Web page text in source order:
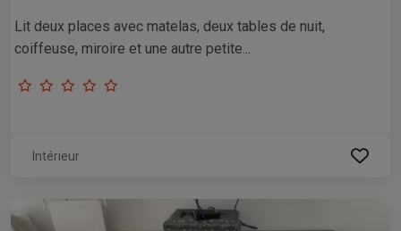
Lit deux places avec matelas, deux tables de nuit,
coiffeuse, miroire et une autre petite...
Intérieur